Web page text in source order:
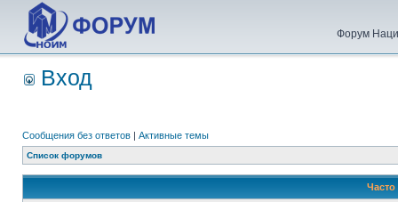
Форум
Вход
Сообщения без ответов | Активные темы
Список форумов